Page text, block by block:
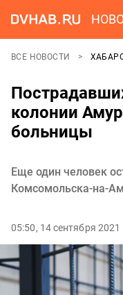
ВСЕ НОВОСТИ
колонии
больницы
Еще один человек
Комсомольска-на-
05:50, 14 сентября 2021